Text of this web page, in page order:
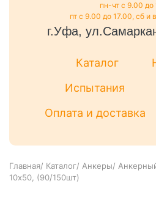
пн-чт с 9.00 до
пт с 9.00 до 17.00, сб и
г.Уфа,
Каталог
Испытания
Оплата и доставка
Главная/ Каталог/ Анкеры/
10x50, (90/150шт)